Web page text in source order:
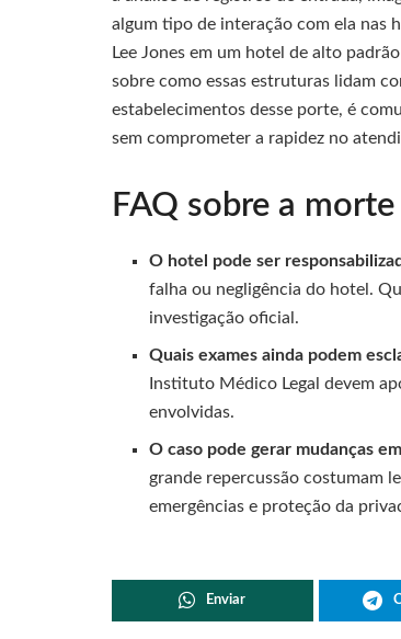
algum tipo de interação com ela nas
Lee Jones em um hotel de alto
sobre como essas estruturas lidam
estabelecimentos desse porte, é
sem comprometer a rapidez no
FAQ sobre a
O hotel pode ser
falha ou negligência do hotel.
investigação oficial.
Quais exames ainda podem
Instituto Médico Legal devem
envolvidas.
O caso pode gerar mudanças
grande repercussão costumam
emergências e proteção da
Enviar